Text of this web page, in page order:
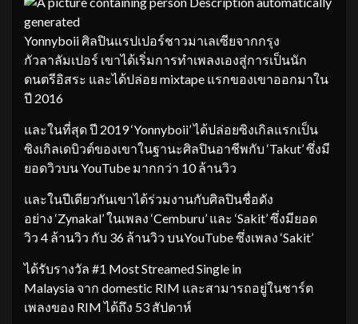
Yonnyboii ศิลปินแรปเปอร์ชาวมาเลเซียจากกรุง
กัวลาลัมเปอร์ เขาได้เริ่มการทำเพลงเองสู่การเป็นนัก
ดนตรีอิสระ และได้ปล่อย mixtape แรกของเขาออกมาใน
ปี 2016
และในที่สุด ปี 2019 ‘Yonnyboii’ ได้ปล่อยซิงเกิลแรกเป็น
ซิงเกิลเดบิวต์ของเขาในฐานะศิลปินอาชีพกับ ‘Takut’ ซึ่งมี
ยอดวิวบน YouTube มากกว่า 10 ล้านวิว
และในปีเดียวกันเขาได้ร่วมงานกับศิลปินชื่อดัง
อย่าง ‘Zynakal’ ในเพลง ‘Cemburu’ และ ‘Sakit’ ซึ่งมียอด
วิว 4 ล้านวิว กับ 36 ล้านวิว บนYouTube ซึ่งเพลง ‘Sakit’
ได้รับรางวัล #1 Most Streamed Single in
Malaysia จาก domestic RIM และสามารถอยู่ในชาร์ต
เพลงของ RIM ได้ถึง 53 สัปดาห์